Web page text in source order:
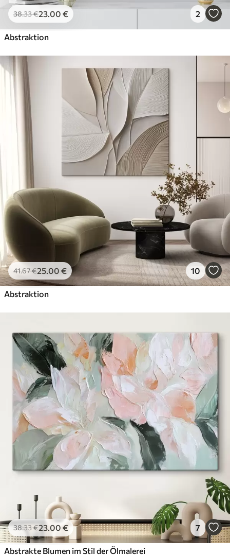
38.33€23.00 € 2
Abstraktion
41.67€25.00 € 10
Abstraktion
38.33€23.00 € 7
Abstrakte Blumen im Stil der Ölmalerei